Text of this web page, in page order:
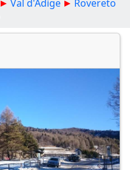
Val d'Adige
Rovereto